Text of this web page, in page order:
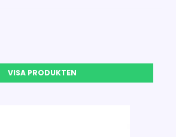
VISA PRODUKTEN